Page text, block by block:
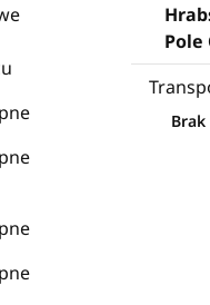
Pole
Brak